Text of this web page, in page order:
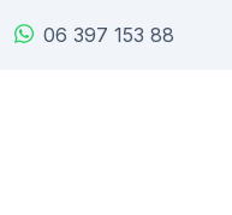
06 397 153 88